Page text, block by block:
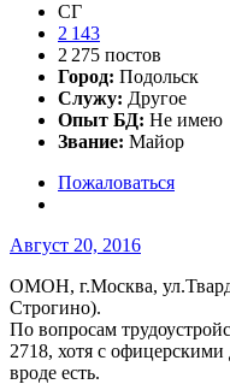
СГ
2 143
2 275 постов
Город: Подольск
Служу: Другое
Опыт БД: Не имею
Звание: Майор
Пожаловаться
Август 20, 2016
ОМОН, г.Москва,
Строгино).
По вопросам
2718, хотя с
вроде есть.